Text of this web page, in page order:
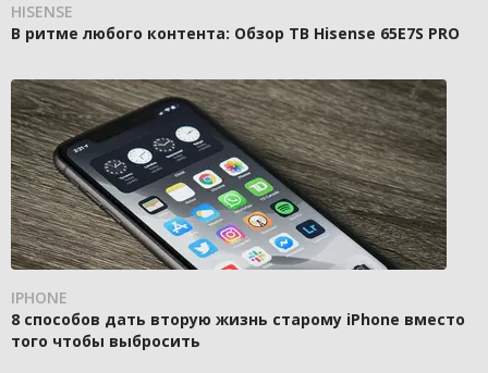
HISENSE
В ритме любого контента: Обзор ТВ Hisense 65E7S PRO
IPHONE
8 способов дать вторую жизнь старому iPhone вместо
того чтобы выбросить